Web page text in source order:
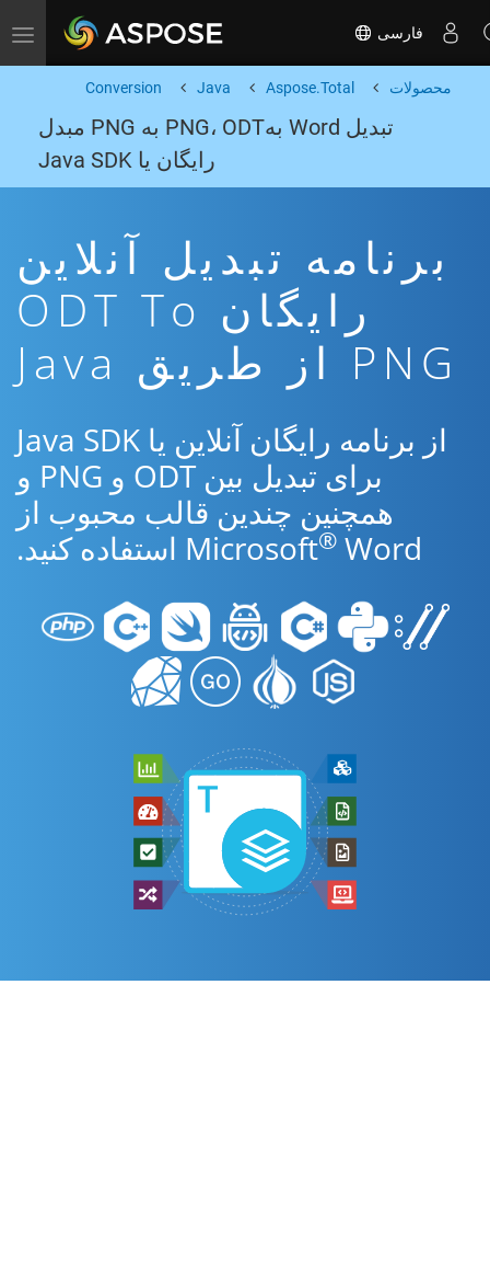
Toggle navigation فارسی
محصولات Aspose.Total
Java
Conversion
تبدیل Word بهPNG، ODT به PNG مبدل
رایگان یا Java SDK
برنامه تبدیل آنلاین
رایگان ODT To
PNG از طریق Java
از برنامه رایگان آنلاین یا Java SDK
برای تبدیل بین ODT و PNG و
همچنین چندین قالب محبوب از
Microsoft® Word استفاده کنید.